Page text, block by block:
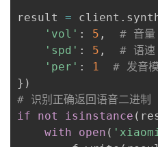
result = client .
'vol' : 5 ,
# 音量
'spd' : 5 ,
# 语速
'per' : 1
# 发音
} )
# 识别正确返回语音二进
if
not isinstance (
with
open (